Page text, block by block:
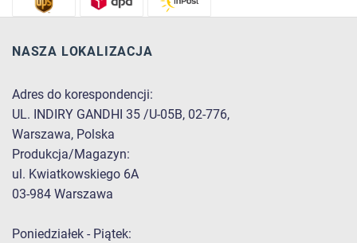
NASZA LOKALIZACJA
Adres do korespondencji:
UL. INDIRY GANDHI 35 /U-05B, 02-776,
Warszawa, Polska
Produkcja/Magazyn:
ul. Kwiatkowskiego 6A
03-984 Warszawa
Poniedziałek - Piątek: